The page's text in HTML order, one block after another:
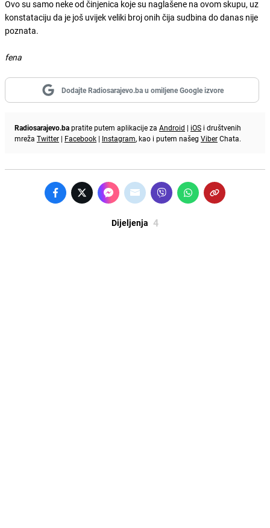
Ovo su samo neke od činjenica koje su naglašene na ovom skupu, uz
konstataciju da je još uvijek veliki broj onih čija sudbina do danas nije
poznata.
fena
Dodajte Radiosarajevo.ba u omiljene Google izvore
Radiosarajevo.bapratite putem aplikacije za Android | iOS i društvenih
mreža Twitter | Facebook | Instagram, kao i putem našeg ViberChata.
Dijeljenja 4